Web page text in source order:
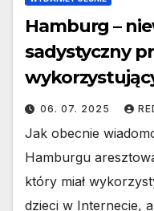
Hamburg –
sadystyczny
06. 07. 2025
Jak obecnie
Hamburgu
który miał
dzieci w Internecie,